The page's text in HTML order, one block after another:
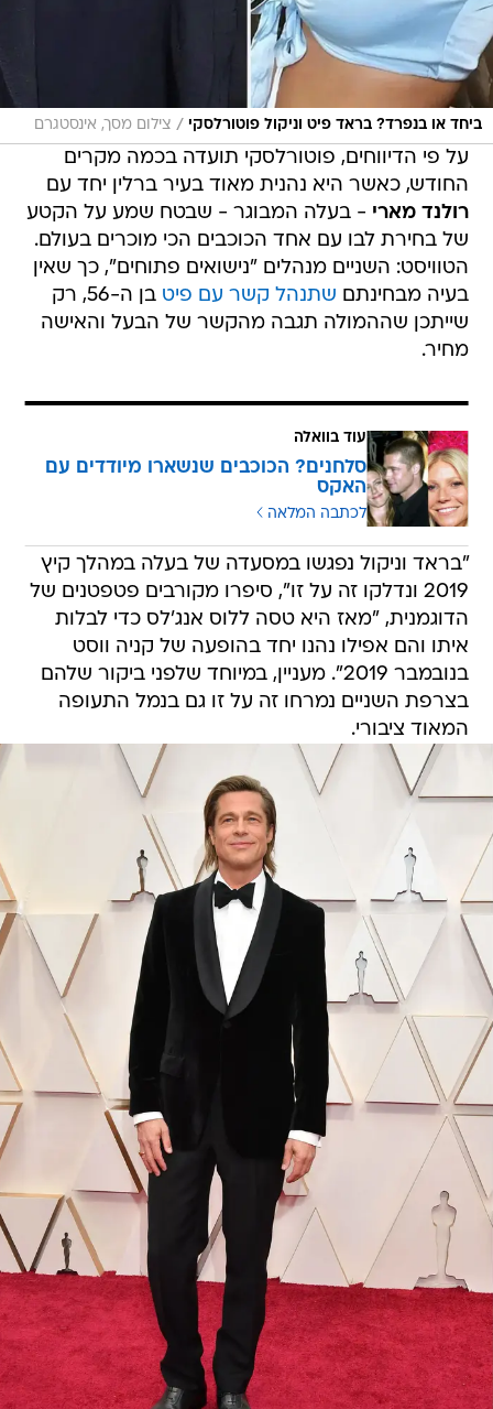
ביחד או בנפרד? בראד פיט וניקול פוטורלסקי / צילום מסך, אינסטגרם
על פי הדיווחים, פוטורלסקי תועדה בכמה מקרים
החודש, כאשר היא נהנית מאוד בעיר ברלין יחד עם
רולנד מארי - בעלה המבוגר - שבטח שמע על הקטע
של בחירת לבו עם אחד הכוכבים הכי מוכרים בעולם.
הטוויסט: השניים מנהלים "נישואים פתוחים", כך שאין
בעיה מבחינתם שתנהל קשר עם פיט
בן ה-56, רק
שייתכן שההמולה תגבה מהקשר של הבעל והאישה
מחיר.
עוד בוואלה
סלחנים? הכוכבים שנשארו מיודדים עם
האקס
לכתבה המלאה
"בראד וניקול נפגשו במסעדה של בעלה במהלך קיץ
2019 ונדלקו זה על זו", סיפרו מקורבים פטפטנים של
הדוגמנית, "מאז היא טסה ללוס אנג'לס כדי לבלות
איתו והם אפילו נהנו יחד בהופעה של קניה ווסט
בנובמבר 2019". מעניין, במיוחד שלפני ביקור שלהם
בצרפת השניים נמרחו זה על זו גם בנמל התעופה
המאוד ציבורי.